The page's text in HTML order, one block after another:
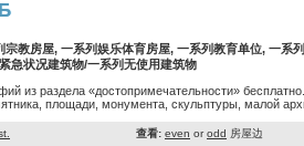
宗教房屋, 一系列娱乐体育房屋, 一系列教育单位, 一系
急状况建筑物/一系列无使用建筑物
из раздела «достопримечательности»
площади, монумента, скульптуры, малой
查看: even orodd 房屋边